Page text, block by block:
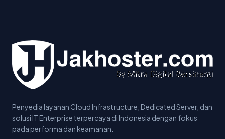
Penyedia layanan Cloud Infrastructure, Dedicated Server, dan
solusi IT Enterprise terpercaya di Indonesia dengan fokus
pada performa dan keamanan.